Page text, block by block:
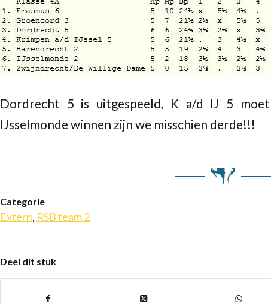
Dordrecht 5 is uitgespeeld, K a/d IJ 5
IJsselmonde winnen zijn we misschien derde!!!
Categorie
Extern, RSB team 2
Deel dit stuk